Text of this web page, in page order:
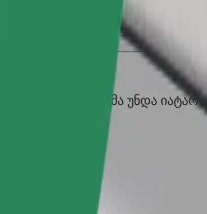
ერთად. ძაღლებმა უნდა